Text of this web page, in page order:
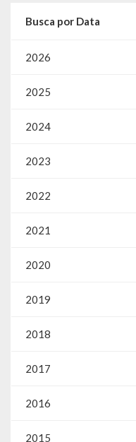
Busca por Data
2026
2025
2024
2023
2022
2021
2020
2019
2018
2017
2016
2015